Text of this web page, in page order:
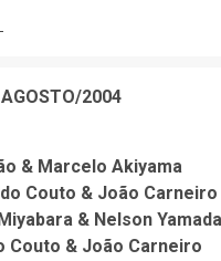
2004
& Marcelo Akiyama
Couto & João Carneiro
& Nelson Yamada
Couto & João Carneiro